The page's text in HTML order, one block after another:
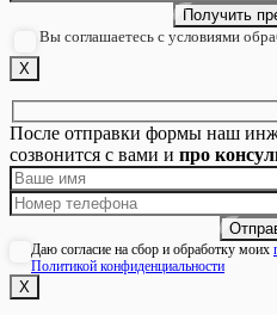
Вы соглашаетесь с условиями
Х
После отправки формы наш
созвонится с вами и про
Даю согласие на сбор и обработку моих
Политикой конфиденциальности
Х